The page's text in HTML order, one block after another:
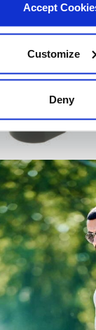
Accept
Customize
Deny